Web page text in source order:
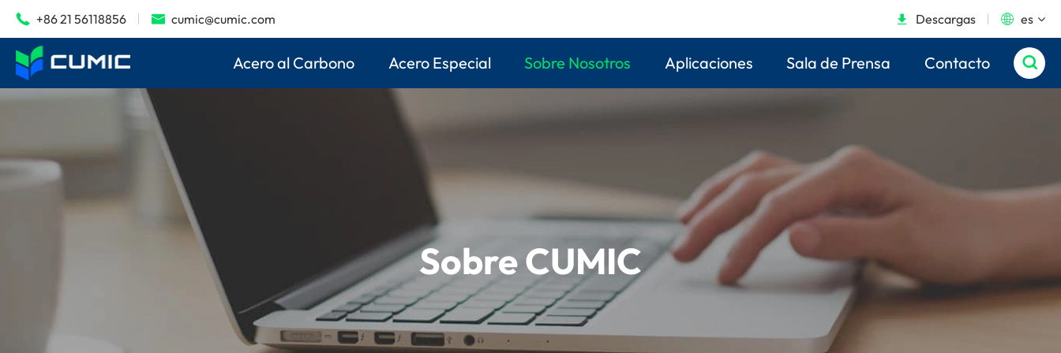
 +86 21 56118856  cumic@cumic.com  Descargas  es
Acero al Carbono Acero Especial Sobre Nosotros Aplicaciones Sala de Prensa Contacto 
Sobre CUMIC